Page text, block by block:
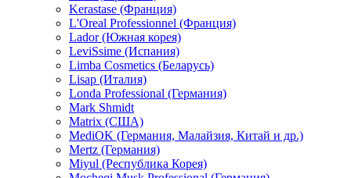
Kerastase (Франция)
L'Oreal Professionnel (Франция)
Lador (Южная корея)
LeviSsime (Испания)
Limba Cosmetics (Беларусь)
Lisap (Италия)
Londa Professional (Германия)
Mark Shmidt
Matrix (США)
MediOK (Германия, Малайзия, Китай и др.)
Mertz (Германия)
Miyul (Республика Корея)